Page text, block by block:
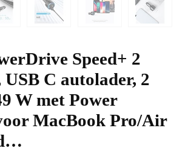
Speed+ 2
C autolader, 2
W met Power
MacBook Pro/Air